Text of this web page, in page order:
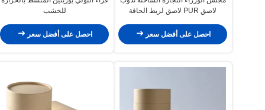
لاصق PUR لاصق لربط الحافة
احصل على أفضل سعر
للخشب
احصل على أفضل سعر